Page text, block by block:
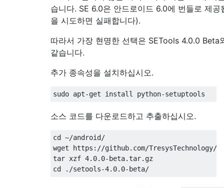
습니다. SE 6.0은 안드로이드 6.0에 번들로 제공
을 시도하면 실패합니다).
따라서 가장 현명한 선택은 SETools 4.0.0 Beta
같습니다.
추가 종속성을 설치하십시오.
소스 코드를 다운로드하고 추출하십시오.
cd ~/android/
wget https://github.com/
tar xzf 4.0.0-beta.tar.gz